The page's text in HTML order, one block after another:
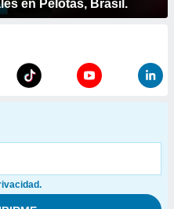
en Pelotas, Brasil.